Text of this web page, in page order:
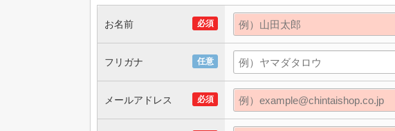
必須
お名前
任意
フリガナ
必須
メールアドレス